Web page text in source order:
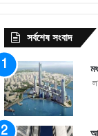
সর্বশেষ সংবাদ